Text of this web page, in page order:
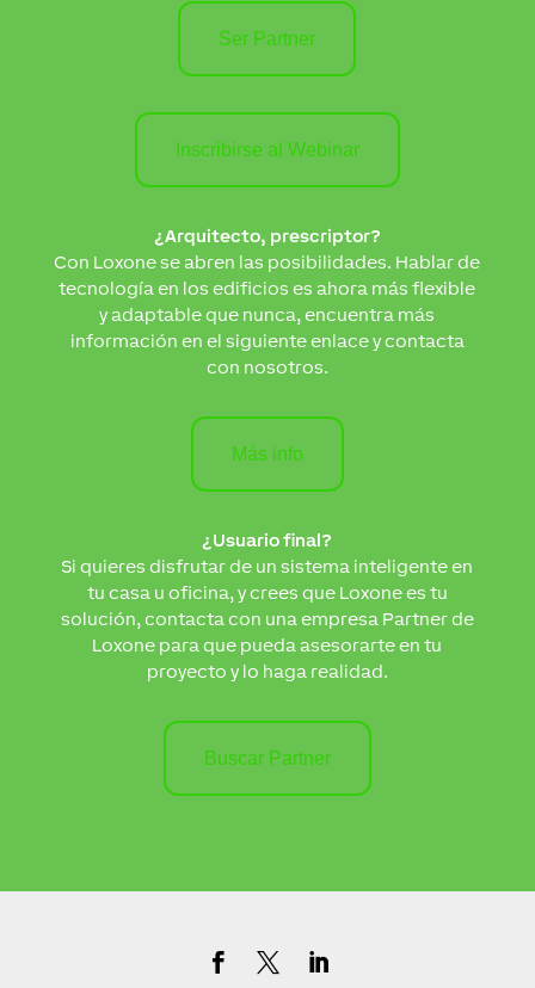
Ser Partner
Inscribirse al Webinar
¿Arquitecto, prescriptor?
Con Loxone se abren las posibilidades. Hablar de
tecnología en los edificios es ahora más flexible
y adaptable que nunca, encuentra más
información en el siguiente enlace y contacta
con nosotros.
Más info
¿Usuario final?
Si quieres disfrutar de un sistema inteligente en
tu casa u oficina, y crees que Loxone es tu
solución, contacta con una empresa Partner de
Loxone para que pueda asesorarte en tu
proyecto y lo haga realidad.
Buscar Partner